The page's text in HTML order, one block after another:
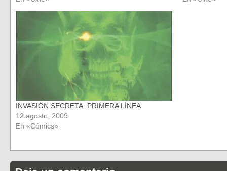
INVASIÓN SECRETA: PRIMERA LÍNEA
12 agosto, 2009
En «Cómics»